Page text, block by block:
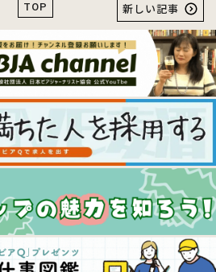
TOP 新しい記事